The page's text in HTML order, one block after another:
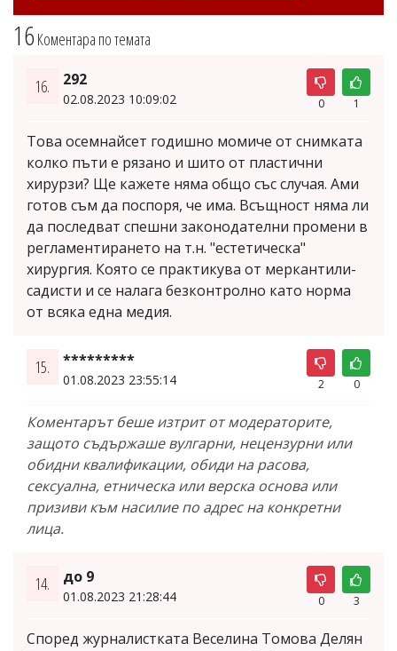
16Коментара по темата
16. 292
02.08.2023 10:09:02 0 1
Това осемнайсет годишно момиче от снимката
колко пъти е рязано и шито от пластични
хирурзи? Ще кажете няма общо със случая. Ами
готов съм да поспоря, че има. Всъщност няма ли
да последват спешни законодателни промени в
регламентирането на т.н. "естетическа"
хирургия. Която се практикува от меркантили-
садисти и се налага безконтролно като норма
от всяка една медия.
15. *********
01.08.2023 23:55:14 2 0
Коментарът беше изтрит от модераторите,
защото съдържаше вулгарни, нецензурни или
обидни квалификации, обиди на расова,
сексуална, етническа или верска основа или
призиви към насилие по адрес на конкретни
лица.
14. до 9
01.08.2023 21:28:44 0 3
Според журналистката Веселина Томова Делян